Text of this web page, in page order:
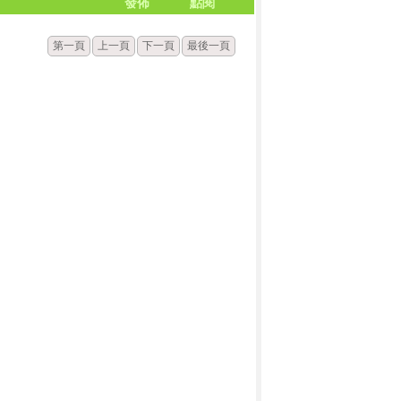
第一頁 上一頁 下一頁 最後一頁